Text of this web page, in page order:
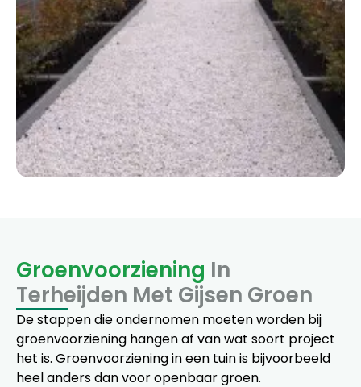
Groenvoorziening In
Terheijden Met Gijsen Groen
De stappen die ondernomen moeten worden bij
groenvoorziening hangen af van wat soort project
het is. Groenvoorziening in een tuin is bijvoorbeeld
heel anders dan voor openbaar groen.